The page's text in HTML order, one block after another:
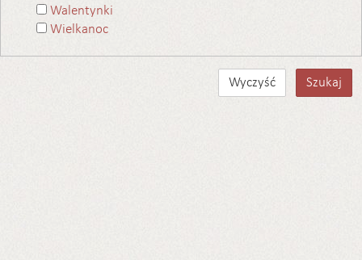
Walentynki
Wielkanoc